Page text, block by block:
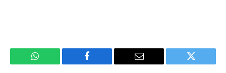
WhatsApp Facebook Email Twitter